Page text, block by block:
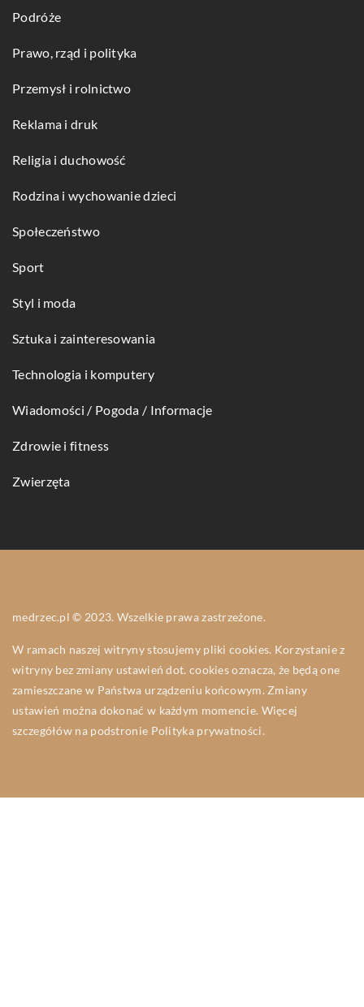
Podróże
Prawo, rząd i polityka
Przemysł i rolnictwo
Reklama i druk
Religia i duchowość
Rodzina i wychowanie dzieci
Społeczeństwo
Sport
Styl i moda
Sztuka i zainteresowania
Technologia i komputery
Wiadomości / Pogoda / Informacje
Zdrowie i fitness
Zwierzęta
medrzec.pl © 2023. Wszelkie prawa zastrzeżone.
W ramach naszej witryny stosujemy pliki cookies. Korzystanie z
witryny bez zmiany ustawień dot. cookies oznacza, że będą one
zamieszczane w Państwa urządzeniu końcowym. Zmiany
ustawień można dokonać w każdym momencie. Więcej
szczegółów na podstronie Polityka prywatności.